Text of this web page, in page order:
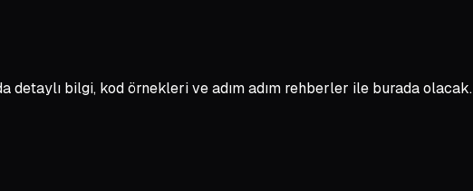
detaylı bilgi, kod örnekleri ve adım adım rehberler ile burada olacak.